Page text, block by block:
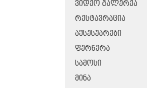
ᲕᲘᲓᲔᲝ ᲒᲐᲚᲔᲠᲔᲐ
ᲠᲔᲡᲢᲐᲕᲠᲐᲪᲘᲐ
ᲐᲥᲡᲔᲡᲣᲐᲠᲔᲑᲘ
ᲤᲔᲠᲬᲔᲠᲐ
ᲡᲐᲛᲝᲡᲘ
ᲛᲘᲜᲐ